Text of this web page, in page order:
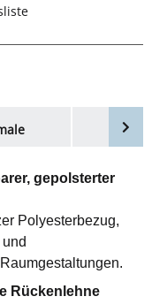
gepolsterter
Polyesterbezug,
Rückenlehne